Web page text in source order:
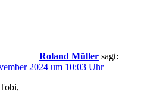
Roland Müller sagt:
2024 um 10:03 Uhr